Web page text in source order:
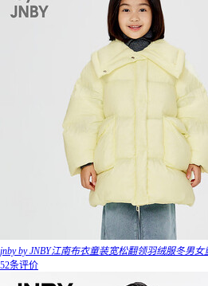
jnby by JNBY江南布衣童装宽松翻领羽绒服冬男女
52条评价